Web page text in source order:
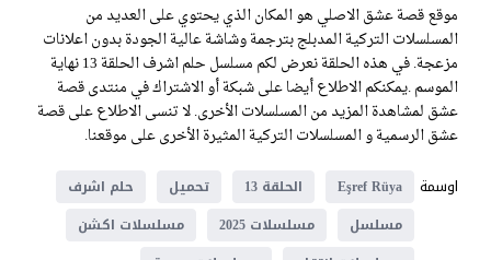
موقع قصة عشق الاصلي هو المكان الذي يحتوي على العديد من
المسلسلات التركية المدبلج بترجمة وشاشة عالية الجودة بدون اعلانات
مزعجة. في هذه الحلقة نعرض لكم مسلسل حلم اشرف الحلقة 13 نهاية
الموسم .يمكنكم الاطلاع أيضا على شبكة أو الاشتراك في منتدى قصة
عشق لمشاهدة المزيد من المسلسلات الأخرى. لا تنسى الاطلاع على قصة
عشق الرسمية و المسلسلات التركية المثيرة الأخرى على موقعنا.
اوسمة
Eşref Rüya الحلقة 13 تحميل
حلم اشرف
مسلسل
مسلسلات 2025
مسلسلات اكشن